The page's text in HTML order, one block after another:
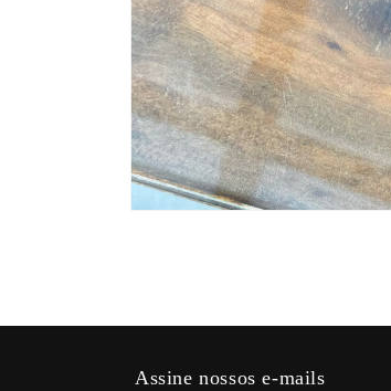
Assine nossos e-mails